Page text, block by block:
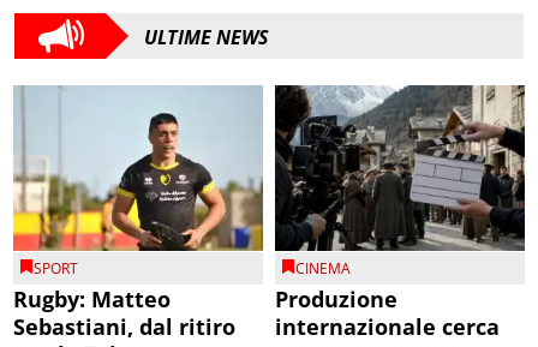
ULTIME NEWS
SPORT
Rugby: Matteo
Sebastiani, dal ritiro
CINEMA
Produzione
internazionale cerca